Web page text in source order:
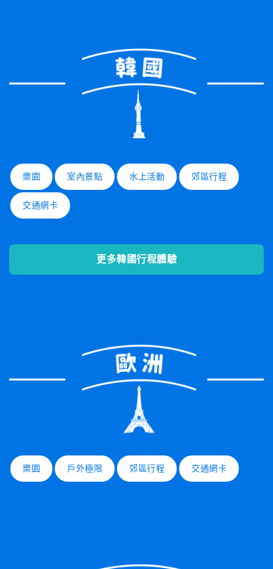
樂園 室內景點 水上活動 郊區行程
交通網卡
更多韓國行程體驗
樂園 戶外極限 郊區行程 交通網卡